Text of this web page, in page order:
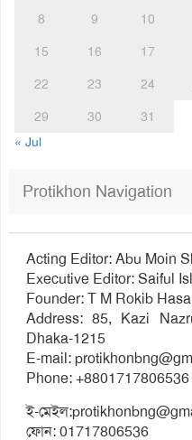
8
9 10
15
16 17
22
23 24
29
30
31
« Jul
Protikhon Navigation
Acting Editor: Abu Moin
Executive Editor: Saiful
Founder: T M Rokib
Address: 85, Kazi
Dhaka-1215
E-mail:
Phone: +8801717806536
ই-মেইল:
ফোন: 01717806536